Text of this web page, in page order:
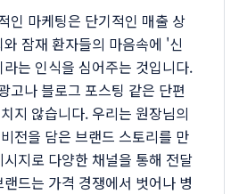
인 마케팅은 단기적인 매출 상
잠재 환자들의 마음속에 '신
는 인식을 심어주는 것입니다.
고나 블로그 포스팅 같은 단편
지 않습니다. 우리는 원장님의
전을 담은 브랜드 스토리를 만
지로 다양한 채널을 통해 전달
드는 가격 경쟁에서 벗어나 병